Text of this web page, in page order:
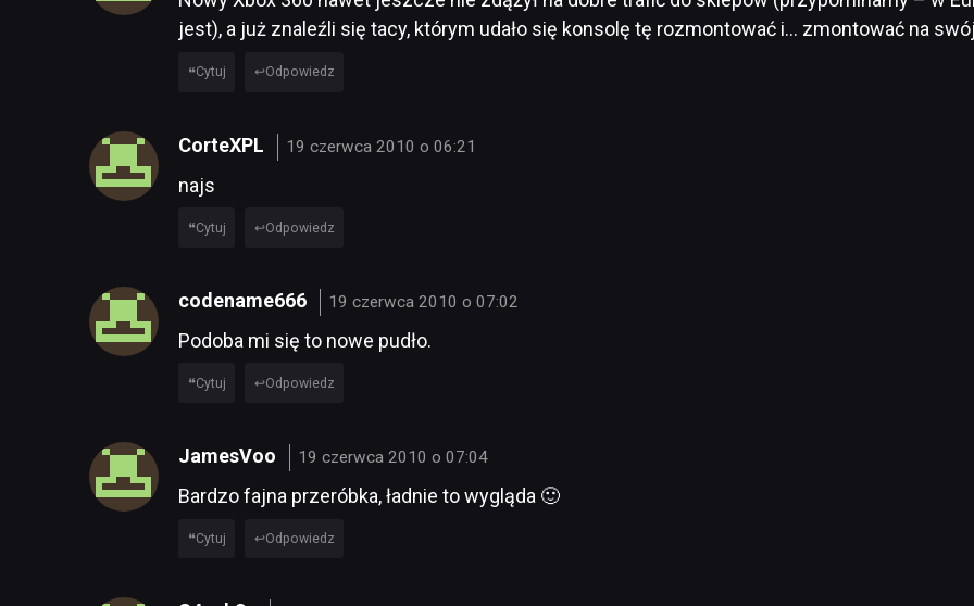
jest), a już znaleźli się tacy, którym udało się konsolę tę rozmontować i… zmontować na
Cytuj Odpowiedz
CorteXPL 19 czerwca 2010 o 06:21
najs
Cytuj Odpowiedz
codename666 19 czerwca 2010 o 07:02
Podoba mi się to nowe pudło.
Cytuj Odpowiedz
JamesVoo 19 czerwca 2010 o 07:04
Bardzo fajna przeróbka, ładnie to wygląda 🙂
Cytuj Odpowiedz